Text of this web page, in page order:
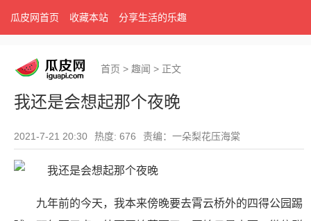
瓜皮网首页 收藏本站 分享生活的乐趣
首页 > 趣闻 > 正文
我还是会想起那个夜晚
2021-7-21 20:30 热度: 676 责编：一朵梨花压海棠
九年前的今天，我本来傍晚要去霄云桥外的四得公园踢